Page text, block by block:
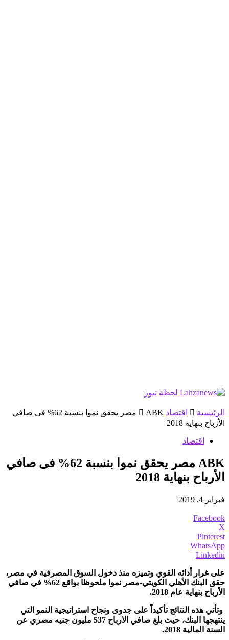
الرئيسية اقتصاد
ABK مصر يحقق نموا بنسبة 62% فى صافي
الأرباح بنهاية 2018
اقتصاد
ABK مصر يحقق نموا بنسبة 62% فى صافي
الأرباح بنهاية 2018
فبراير 4, 2019
Facebook
X
Pinterest
WhatsApp
Linkedin
على غرار أدائه القوي وتميزه منذ دخول السوق المصرفية في مصر،
حقق البنك الأهلي الكويتي-مصر نموا ملحوظا بواقع 62% في صافي
الأرباح بنهاية عام 2018.
وتأتي هذه النتائج تأكيداً على جدوى ونجاح استراتيجية النمو التي
ينتهجها البنك، حيث بلغ صافي الارباح 537 مليون جنيه مصري عن
السنة المالية 2018.